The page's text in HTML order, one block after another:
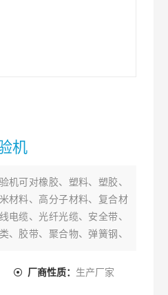
机
机可对橡胶、塑料、塑胶、
材料、高分子材料、复合材
电缆、光纤光缆、安全带、
、胶带、聚合物、弹簧钢、
车零部件、合金材料及其它
厂商性质： 生产厂家